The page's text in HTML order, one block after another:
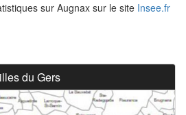
sur Augnax sur le site Insee.fr
du Gers